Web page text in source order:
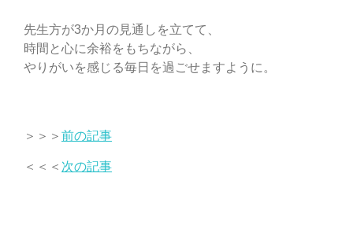
先生方が3か月の見通しを立てて、
時間と心に余裕をもちながら、
やりがいを感じる毎日を過ごせますように。
＞＞＞ 前の記事
＜＜＜ 次の記事